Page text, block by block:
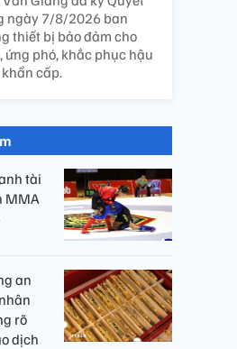
ngày 7/8/2026 ban
thiết bị bảo đảm cho
ứng phó, khắc phục hậu
cấp.
tài
MMA
an
rõ
dịch